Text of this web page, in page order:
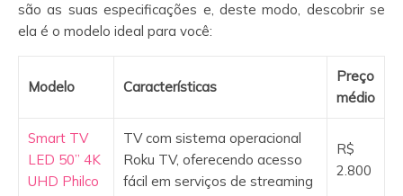
são as suas especificações e, deste modo, descobrir se
ela é o modelo ideal para você:
Modelo Características
Preço
médio
Smart TV
LED 50” 4K
UHD Philco
TV com sistema operacional
Roku TV, oferecendo acesso
fácil em serviços de streaming
R$
2.800